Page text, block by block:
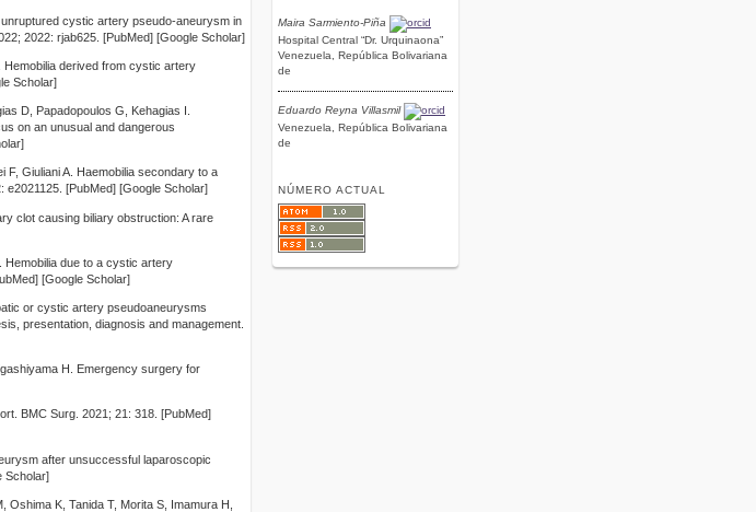
Maira Sarmiento-Piña
Hospital Central “Dr. Urquinaona”
Venezuela, República Bolivariana
de
Eduardo Reyna Villasmil
Venezuela, República Bolivariana
de
NÚMERO ACTUAL
cystic artery pseudo-aneurysm in
2022: rjab625. [PubMed] [Google Scholar]
Hemobilia derived from cystic artery
Scholar]
D, Papadopoulos G, Kehagias I.
on an unusual and dangerous
F, Giuliani A. Haemobilia secondary to a
[PubMed] [Google Scholar]
clot causing biliary obstruction: A rare
due to a cystic artery
[Google Scholar]
or cystic artery pseudoaneurysms
presentation, diagnosis and management.
H. Emergency surgery for
BMC Surg. 2021; 21: 318. [PubMed]
after unsuccessful laparoscopic
Scholar]
Oshima K, Tanida T, Morita S, Imamura H,